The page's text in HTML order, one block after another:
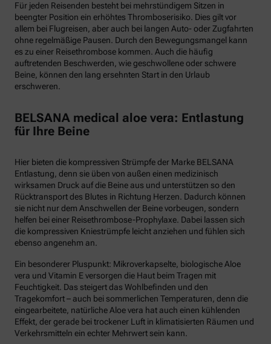
Für jeden Reisenden besteht bei mehrstündigem Sitzen in
beengter Position ein erhöhtes Thromboserisiko. Dies gilt vor
allem bei Flugreisen, aber auch bei langen Auto- oder Zugfahrten
ohne regelmäßige Pausen. Durch den Bewegungsmangel kann
es zu einer Reisethrombose kommen. Auch die häufig
auftretenden Beschwerden, wie geschwollene oder schwere
Beine, können den lang ersehnten Start in den Urlaub
erschweren.
BELSANA medical aloe vera: Entlastung
für Ihre Beine
Hier bieten die kompressiven Strümpfe der Marke BELSANA
Entlastung, denn sie üben von außen einen medizinisch
wirksamen Druck auf die Beine aus und unterstützen so den
Rücktransport des Blutes in Richtung Herzen. Dadurch können
sie nicht nur dem Anschwellen der Beine vorbeugen, sondern
helfen bei einer Reisethrombose-Prophylaxe. Dabei lassen sich
die kompressiven Kniestrümpfe leicht anziehen und fühlen sich
ebenso angenehm an.
Ein besonderer Pluspunkt: Mikroverkapselte, biologische Aloe
vera und Vitamin E versorgen die Haut beim Tragen mit
Feuchtigkeit. Das steigert das Wohlbefinden und den
Tragekomfort – auch bei sommerlichen Temperaturen, denn die
eingearbeitete, natürliche Aloe vera hat auch einen kühlenden
Effekt, der gerade bei trockener Luft in klimatisierten Räumen und
Verkehrsmitteln ein echter Mehrwert sein kann.